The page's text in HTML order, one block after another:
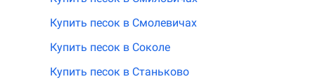
Купить песок в Смолевичах
Купить песок в Соколе
Купить песок в Станьково